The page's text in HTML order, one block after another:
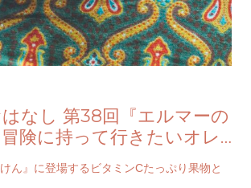
なし 第38回『エルマーの
険に持って行きたいオレ
リー
ん』に登場するビタミンCたっぷり果物と